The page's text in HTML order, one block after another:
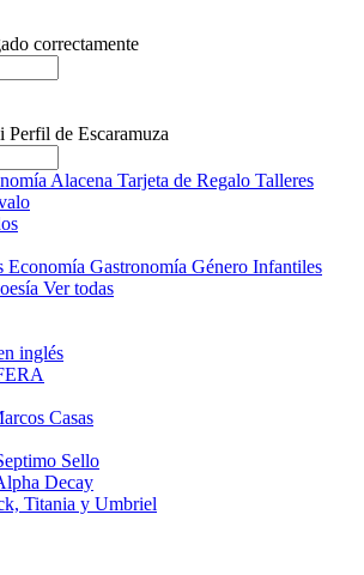
correctamente
Alacena Tarjeta de Regalo Talleres
Economía Gastronomía Género Infantiles
Ver todas
inglés
Casas
Sello
Decay
Titania y Umbriel